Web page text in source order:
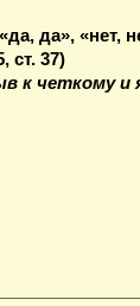
да», «нет,
ст. 37)
к четкому и